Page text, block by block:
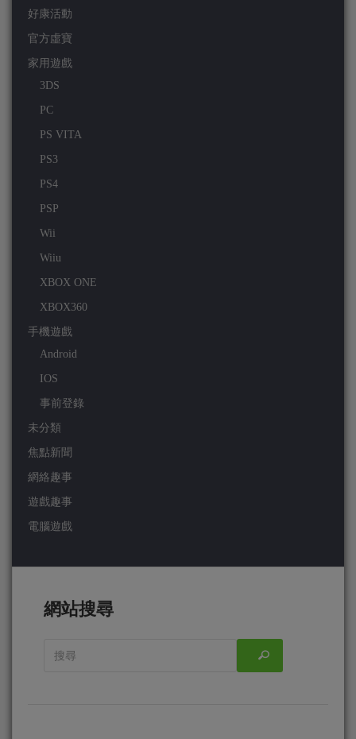
好康活動
官方虛寶
家用遊戲
3DS
PC
PS VITA
PS3
PS4
PSP
Wii
Wiiu
XBOX ONE
XBOX360
手機遊戲
Android
IOS
事前登錄
未分類
焦點新聞
網絡趣事
遊戲趣事
電腦遊戲
網站搜尋